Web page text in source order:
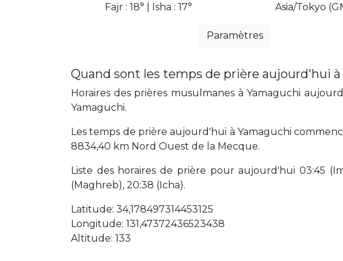
Fajr : 18° | Isha : 17°
Asia/Tokyo
Paramètres
Quand sont les temps de prière aujourd'hui à
Horaires des prières musulmanes à Yamaguchi
Yamaguchi.
Les temps de prière aujourd'hui à Yamaguchi
8834,40 km Nord Ouest de la Mecque.
Liste des horaires de prière pour aujourd'hui 03:45
(Maghreb), 20:38 (Icha).
Latitude: 34,178497314453125
Longitude: 131,47372436523438
Altitude: 133